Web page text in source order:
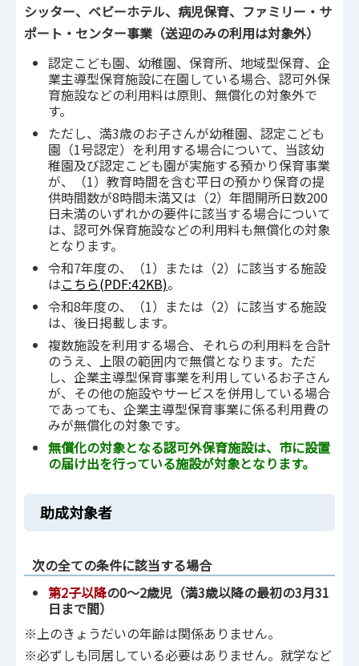
シッター、ベビーホテル、病児保育、ファミリー・サ
ポート・センター事業（送迎のみの利用は対象外）
認定こども園、幼稚園、保育所、地域型保育、企
業主導型保育施設に在園している場合、認可外保
育施設などの利用料は原則、無償化の対象外で
す。
ただし、満3歳のお子さんが幼稚園、認定こども
園（1号認定）を利用する場合について、当該幼
稚園及び認定こども園が実施する預かり保育事業
が、（1）教育時間を含む平日の預かり保育の提
供時間数が8時間未満又は（2）年間開所日数200
日未満のいずれかの要件に該当する場合について
は、認可外保育施設などの利用料も無償化の対象
となります。
令和7年度の、（1）または（2）に該当する施設
はこちら(PDF:42KB)。
令和8年度の、（1）または（2）に該当する施設
は、後日掲載します。
複数施設を利用する場合、それらの利用料を合計
のうえ、上限の範囲内で無償となります。ただ
し、企業主導型保育事業を利用しているお子さん
が、その他の施設やサービスを併用している場合
であっても、企業主導型保育事業に係る利用費の
みが無償化の対象です。
無償化の対象となる認可外保育施設は、市に設置
の届け出を行っている施設が対象となります。
助成対象者
次の全ての条件に該当する場合
第2子以降の0～2歳児（満3歳以降の最初の3月31
日まで間）
※上のきょうだいの年齢は関係ありません。
※必ずしも同居している必要はありません。就学など